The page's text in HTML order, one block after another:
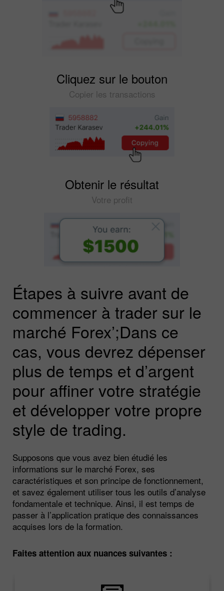
Cliquez sur le bouton
Copier les transactions
Obtenir le résultat
Votre profit
Étapes à suivre avant de
commencer à trader sur le
marché Forex’;Dans ce
cas, vous devrez dépenser
plus de temps et d’argent
pour affiner votre stratégie
et développer votre propre
style de trading.
Supposons que vous avez bien étudié les
informations sur le marché Forex, ses
caractéristiques et son principe de fonctionnement,
et savez également utiliser tous les outils d’analyse
fondamentale et technique. Ainsi, il est temps de
passer à l’application pratique des connaissances
acquises lors de la formation.
Faites attention aux nuances suivantes :